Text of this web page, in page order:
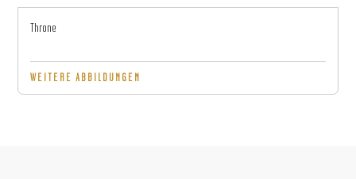
Throne
WEITERE ABBILDUNGEN